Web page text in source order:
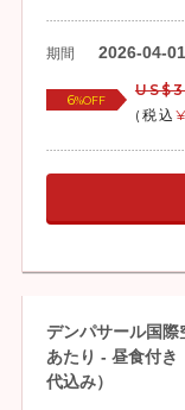
期間 2026-04-
6%OFF
(税込
デンパサール国際
あたり - 昼食付き
代込み）